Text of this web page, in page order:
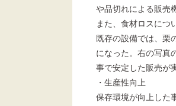
や品切れによる販売
また、食材ロスにつ
既存の設備では、栗
になった。右の写真
事で安定した販売が
・生産性向上
保存環境が向上した